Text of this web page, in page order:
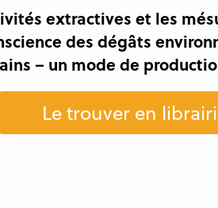
extractives et les
des dégâts
– un mode de
Le trouver en